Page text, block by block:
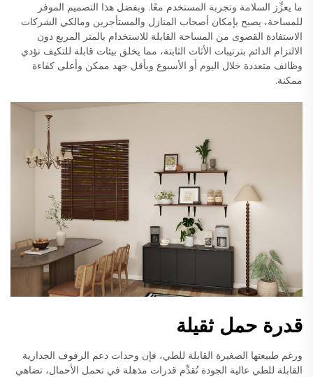
ما يعزِّز السلامة وتجربة المستخدم معًا. وبفضل هذا التصميم الموفر
للمساحة، يصبح بإمكان أصحاب المنازل والمستأجرين ومالكي الشركات
الاستفادة القصوى من المساحة القابلة للاستخدام بالمتر المربع دون
الالتزام الدائم بترتيبات الأثاث الثابتة، مما يخلق بيئات قابلة للتكيف تؤدي
وظائف متعددة خلال اليوم أو الأسبوع وبأقل جهد ممكن وأعلى كفاءة
ممكنة.
قدرة حمل ثقيلة
ورغم طبيعتها الصغيرة القابلة للطي، فإن وحدات دعم الرفوف الجدارية
القابلة للطي عالية الجودة تُقدِّم قدرات مذهلة في تحمل الأحمال، تضاهي